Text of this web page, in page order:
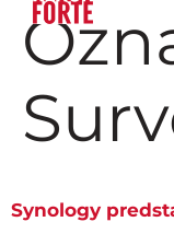
Synology